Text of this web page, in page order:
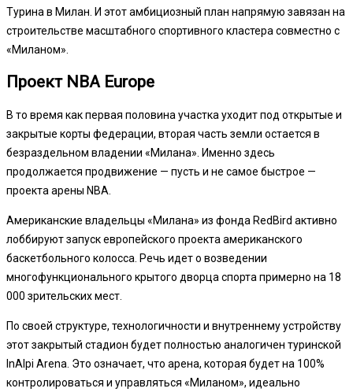
Турина в Милан. И этот амбициозный план напрямую завязан на
строительстве масштабного спортивного кластера совместно с
«Миланом».
Проект NBA Europe
В то время как первая половина участка уходит под открытые и
закрытые корты федерации, вторая часть земли остается в
безраздельном владении «Милана». Именно здесь
продолжается продвижение — пусть и не самое быстрое —
проекта арены NBA.
Американские владельцы «Милана» из фонда RedBird активно
лоббируют запуск европейского проекта американского
баскетбольного колосса. Речь идет о возведении
многофункционального крытого дворца спорта примерно на 18
000 зрительских мест.
По своей структуре, технологичности и внутреннему устройству
этот закрытый стадион будет полностью аналогичен туринской
InAlpi Arena. Это означает, что арена, которая будет на 100%
контролироваться и управляться «Миланом», идеально